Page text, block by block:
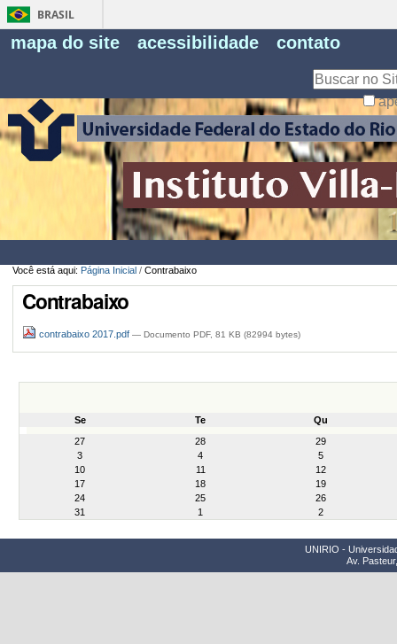
BRASIL
mapa do site acessibilidade contato
Você está aqui: Página Inicial / Contrabaixo
Contrabaixo
contrabaixo 2017.pdf — Documento PDF, 81 KB (82994 bytes)
Se Te
Qu
27
28
29
3
4
5
10
11
12
17
18
19
24
25
26
31
1 2
UNIRIO -
Av.